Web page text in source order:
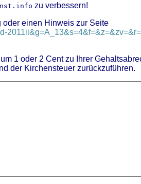
zu verbessern!
einen Hinweis zur Seite
1 oder 2 Cent zu Ihrer
der Kirchensteuer zurückzuführen.